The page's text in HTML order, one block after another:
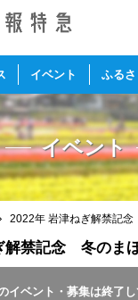
イベント ふるさ
イベント
2022年 岩津ねぎ解禁記
解禁記念 冬のま
イベント・募集は終了